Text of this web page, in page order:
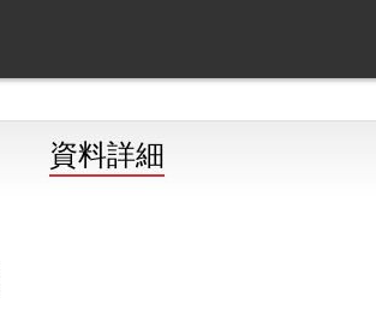
資料詳細